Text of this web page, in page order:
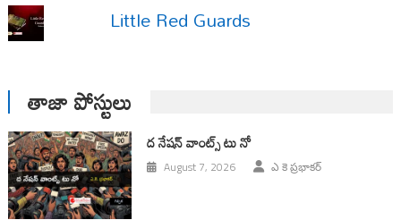
Little Red Guards
తాజా పోస్టులు
ద నేషన్ వాంట్స్ టు నో
August 7, 2026 ఎ కె ప్రభాకర్